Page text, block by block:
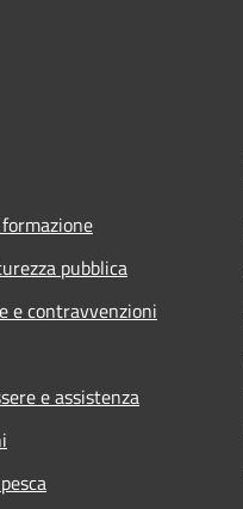
pubblica
e contravvenzioni
e assistenza